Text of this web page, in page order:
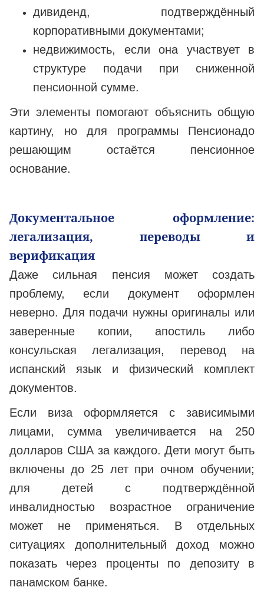
дивиденд, подтверждённый
корпоративными документами;
недвижимость, если она участвует в
структуре подачи при сниженной
пенсионной сумме.
Эти элементы помогают объяснить общую
картину, но для программы Пенсионадо
решающим остаётся пенсионное
основание.
Документальное оформление:
легализация, переводы и
верификация
Даже сильная пенсия может создать
проблему, если документ оформлен
неверно. Для подачи нужны оригиналы или
заверенные копии, апостиль либо
консульская легализация, перевод на
испанский язык и физический комплект
документов.
Если виза оформляется с зависимыми
лицами, сумма увеличивается на 250
долларов США за каждого. Дети могут быть
включены до 25 лет при очном обучении;
для детей с подтверждённой
инвалидностью возрастное ограничение
может не применяться. В отдельных
ситуациях дополнительный доход можно
показать через проценты по депозиту в
панамском банке.